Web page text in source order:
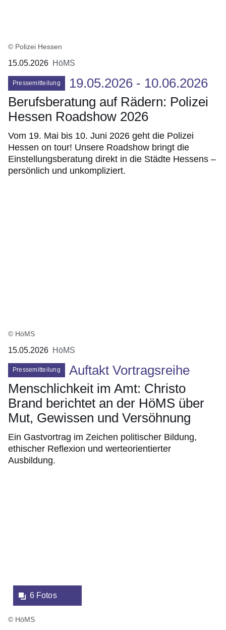
© Polizei Hessen
15.05.2026 HöMS
Pressemitteilung
19.05.2026 - 10.06.2026
Berufsberatung auf Rädern: Polizei
Hessen Roadshow 2026
Vom 19. Mai bis 10. Juni 2026 geht die Polizei
Hessen on tour! Unsere Roadshow bringt die
Einstellungsberatung direkt in die Städte Hessens –
persönlich und unkompliziert.
© HöMS
15.05.2026 HöMS
Pressemitteilung
Auftakt Vortragsreihe
Menschlichkeit im Amt: Christo
Brand berichtet an der HöMS über
Mut, Gewissen und Versöhnung
Ein Gastvortrag im Zeichen politischer Bildung,
ethischer Reflexion und werteorientierter
Ausbildung.
6 Fotos
© HöMS